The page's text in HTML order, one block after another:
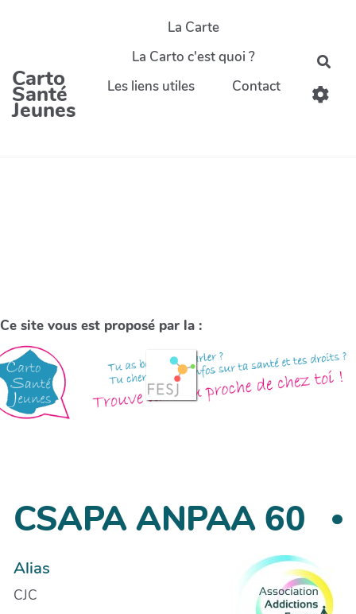
Carto
Santé
Jeunes
La Carte
La Carto c'est quoi ?
Les liens utiles
Contact
Ce site vous est proposé par la :
CSAPA ANPAA 60
Alias
CJC